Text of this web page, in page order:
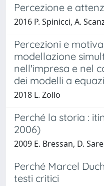
Percezione e
2016 P. Spinicci, A.
Percezioni e
modellazione
nell'impresa e nel
dei modelli a
2018 L. Zollo
Perché la storia :
2006)
2009 E. Bressan, D.
Perché Marcel
testi critici